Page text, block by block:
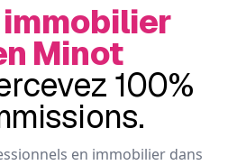
immobilier
Minot
100%
en immobilier dans